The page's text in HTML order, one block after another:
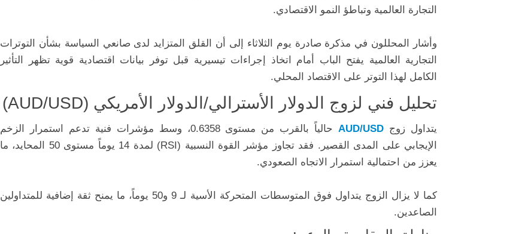
التجارة العالمية وتباطؤ النمو الاقتصادي.
وأشار المحللون في مذكرة صادرة يوم الثلاثاء إلى أن القلق المتزايد لدى صانعي السياسة بشأن التوترات
التجارية العالمية يفتح الباب أمام اتخاذ إجراءات تيسيرية قبل توفر بيانات اقتصادية قوية تظهر التأثير
الكامل لهذا التوتر على الاقتصاد المحلي.
تحليل فني لزوج الدولار الأسترالي/الدولار الأمريكي (AUD/USD)
يتداول زوج AUD/USD
حالياً بالقرب من مستوى 0.6358، وسط مؤشرات فنية تدعم استمرار الزخم
الإيجابي على المدى القصير. فقد تجاوز مؤشر القوة النسبية (RSI) لمدة 14 يوماً مستوى 50 المحايد، ما
يعزز من احتمالية استمرار الاتجاه الصعودي.
كما لا يزال الزوج يتداول فوق المتوسطات المتحركة الأسية لـ 9 و50 يوماً، ما يمنح ثقة إضافية للمتداولين
الصاعدين.